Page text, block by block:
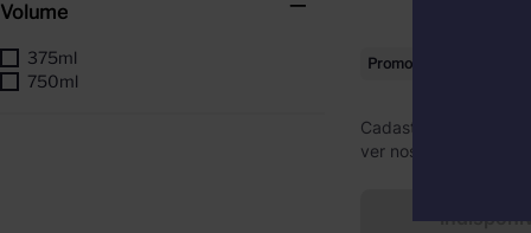
Volume
375ml
750ml
Promoções do mês
Cadastre-se ou faça
ver nossos preços